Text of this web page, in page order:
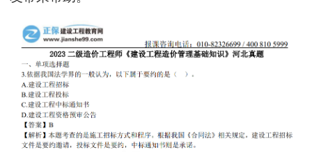
用户zh****35
王英老师讲的很好
用户m9****66
讲的非常易懂
用户m6****88